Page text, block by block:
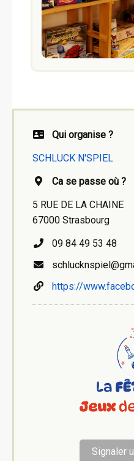
Qui organise ?
SCHLUCK N'SPIEL
Ca se passe où ?
5 RUE DE LA CHAINE
67000 Strasbourg
09 84 49 53 48
https://
Signaler